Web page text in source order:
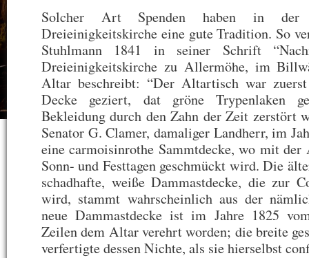
Solcher Art Spenden haben in der
Dreieinigkeitskirche eine gute Tradition. So
Stuhlmann 1841 in seiner Schrift
Dreieinigkeitskirche zu Allermöhe, im
Altar beschreibt: “Der Altartisch war
Decke geziert, dat gröne Trypenlaken
Bekleidung durch den Zahn der Zeit zerstört
Senator G. Clamer, damaliger Landherr, im
eine carmoisinrothe Sammtdecke, wo mit
Sonn- und Festtagen geschmückt wird. Die
schadhafte, weiße Dammastdecke, die zur
wird, stammt wahrscheinlich aus der
neue Dammastdecke ist im Jahre 1825
Zeilen dem Altar verehrt worden; die breite
verfertigte dessen Nichte, als sie hierselbst